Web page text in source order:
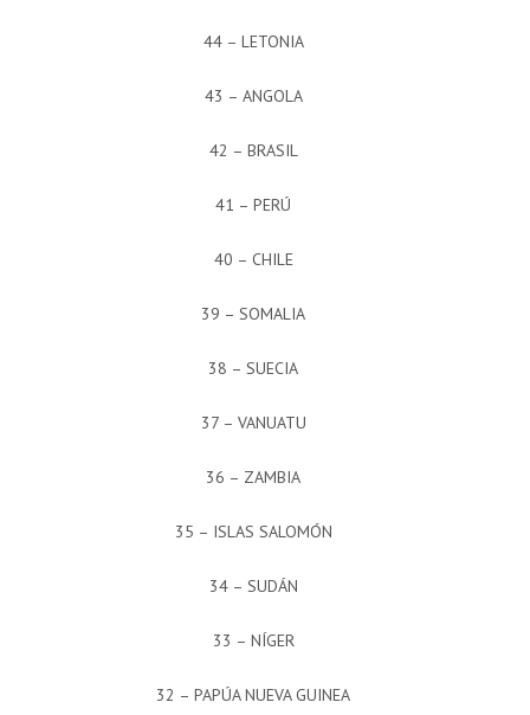
44 – LETONIA
43 – ANGOLA
42 – BRASIL
41 – PERÚ
40 – CHILE
39 – SOMALIA
38 – SUECIA
37 – VANUATU
36 – ZAMBIA
35 – ISLAS SALOMÓN
34 – SUDÁN
33 – NÍGER
32 – PAPÚA NUEVA GUINEA